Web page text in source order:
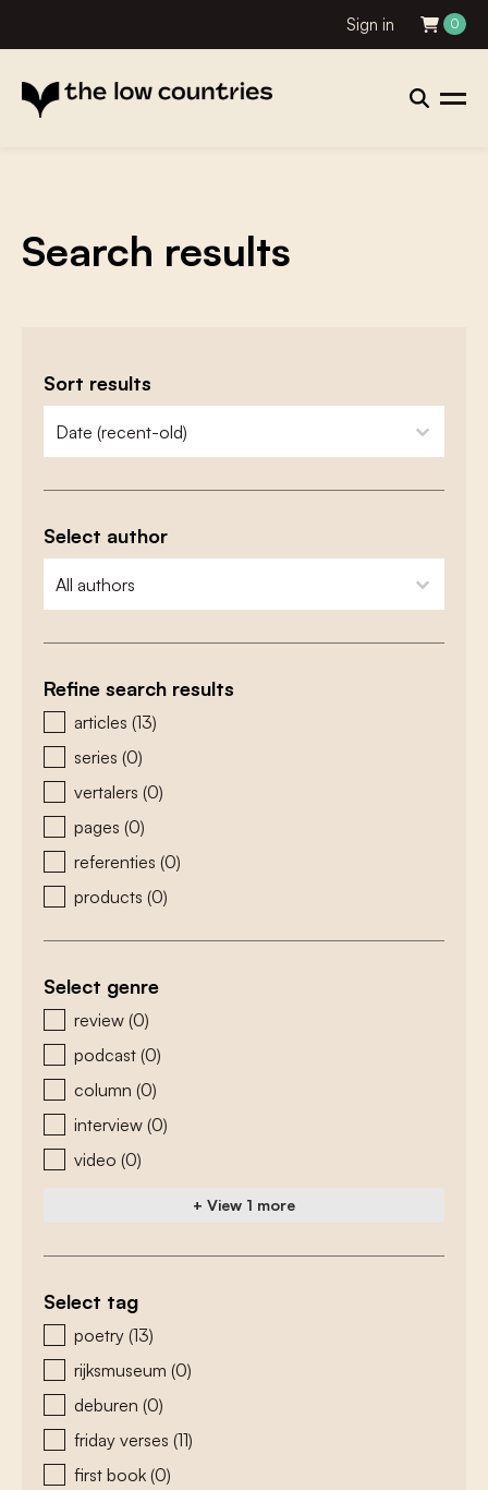
Sign in 0
Search results
Sort results
zoeken - sorteer
sort content
Select author
zoeken - auteurs
select content
Refine search results
zoeken - type
articles (13)
series (0)
vertalers (0)
pages (0)
referenties (0)
products (0)
Select genre
zoeken - genre
review (0)
podcast (0)
column (0)
interview (0)
video (0)
+ View 1 more
Select tag
zoeken - tags
poetry (13)
rijksmuseum (0)
deburen (0)
friday verses (11)
first book (0)